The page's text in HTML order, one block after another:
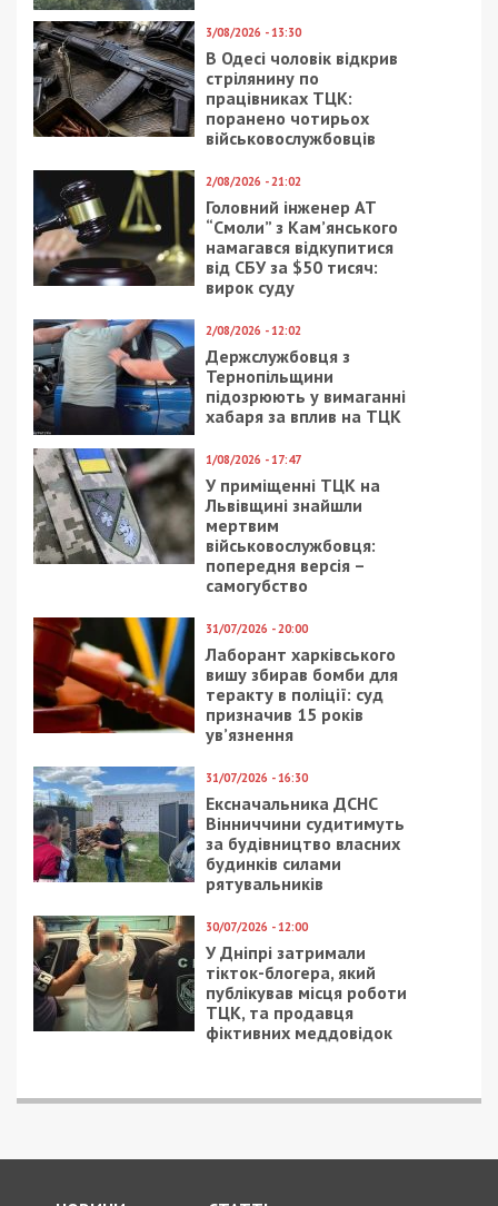
3/08/2026 - 13:30
В Одесі чоловік відкрив
стрілянину по
працівниках ТЦК:
поранено чотирьох
військовослужбовців
2/08/2026 - 21:02
Головний інженер АТ
“Смоли” з Кам’янського
намагався відкупитися
від СБУ за $50 тисяч:
вирок суду
2/08/2026 - 12:02
Держслужбовця з
Тернопільщини
підозрюють у вимаганні
хабаря за вплив на ТЦК
1/08/2026 - 17:47
У приміщенні ТЦК на
Львівщині знайшли
мертвим
військовослужбовця:
попередня версія –
самогубство
31/07/2026 - 20:00
Лаборант харківського
вишу збирав бомби для
теракту в поліції: суд
призначив 15 років
ув’язнення
31/07/2026 - 16:30
Ексначальника ДСНС
Вінниччини судитимуть
за будівництво власних
будинків силами
рятувальників
30/07/2026 - 12:00
У Дніпрі затримали
тікток-блогера, який
публікував місця роботи
ТЦК, та продавця
фіктивних меддовідок